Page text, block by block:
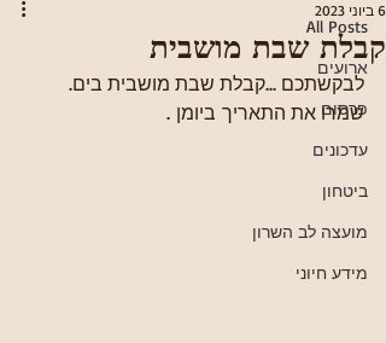
All Posts
ארועים
פרסום
עדכונים
ביטחון
מועצה לב השרון
מידע חיוני
קבלת שבת מושבית
6 ביוני 2023
לבקשתכם ...קבלת שבת מושבית בים.
שמרו את התאריך ביומן .